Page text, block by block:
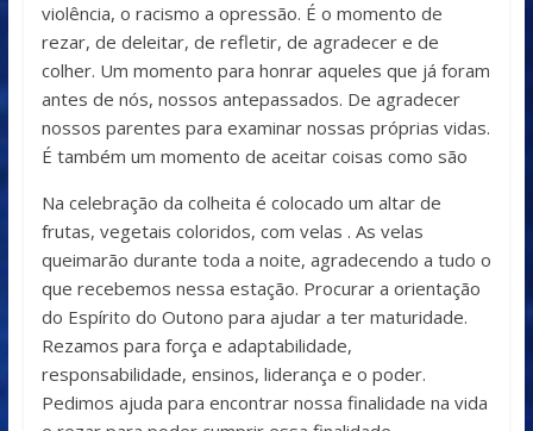
violência, o racismo a opressão. É o momento de
rezar, de deleitar, de refletir, de agradecer e de
colher. Um momento para honrar aqueles que já foram
antes de nós, nossos antepassados. De agradecer
nossos parentes para examinar nossas próprias vidas.
É também um momento de aceitar coisas como são
Na celebração da colheita é colocado um altar de
frutas, vegetais coloridos, com velas . As velas
queimarão durante toda a noite, agradecendo a tudo o
que recebemos nessa estação. Procurar a orientação
do Espírito do Outono para ajudar a ter maturidade.
Rezamos para força e adaptabilidade,
responsabilidade, ensinos, liderança e o poder.
Pedimos ajuda para encontrar nossa finalidade na vida